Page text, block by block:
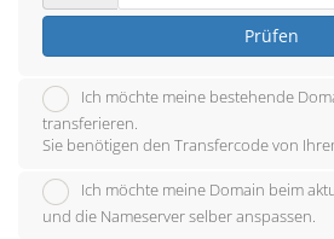
Prüfen
Ich möchte meine bestehende
transferieren.
Sie benötigen den Transfercode von
Ich möchte meine Domain beim
und die Nameserver selber anspassen.